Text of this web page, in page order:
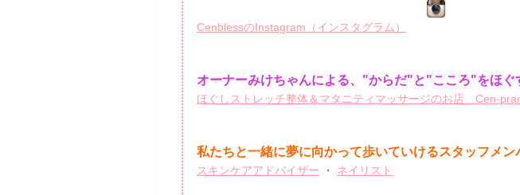
CenblessのInstagram（インスタグラム）
オーナーみけちゃんによる、"からだ"と"こころ"をほぐ
ほぐしストレッチ整体＆マタニティマッサージのお店 Cen-
私たちと一緒に夢に向かって歩いていけるスタッフメン
スキンケアアドバイザー ・ ネイリスト